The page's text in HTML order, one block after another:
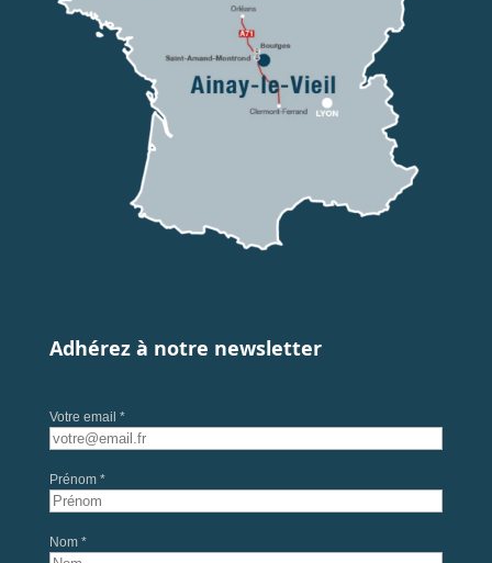
Adhérez à notre newsletter
Votre email *
Prénom *
Nom *